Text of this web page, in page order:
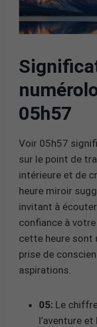
05h57
Voir 05h57
sur le point de
intérieure et de
heure miroir
invitant à
confiance à
cette heure sont
prise de
aspirations.
05: Le
l’aventure